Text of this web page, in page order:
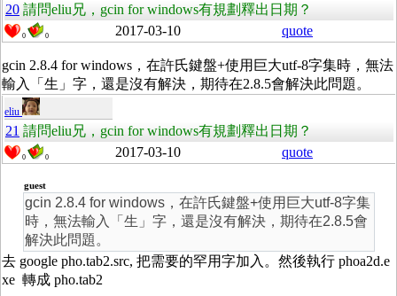
20 請問eliu兄，gcin for windows有規劃釋出日期？
0 0 2017-03-10 quote
gcin 2.8.4 for windows，在許氏鍵盤+使用巨大utf-8字集時，無法
輸入「生」字，還是沒有解決，期待在2.8.5會解決此問題。
eliu
21 請問eliu兄，gcin for windows有規劃釋出日期？
0 0 2017-03-10 quote
guest
gcin 2.8.4 for windows，在許氏鍵盤+使用巨大utf-8字集
時，無法輸入「生」字，還是沒有解決，期待在2.8.5會
解決此問題。
去 google pho.tab2.src, 把需要的罕用字加入。然後執行 phoa2d.e
xe 轉成 pho.tab2